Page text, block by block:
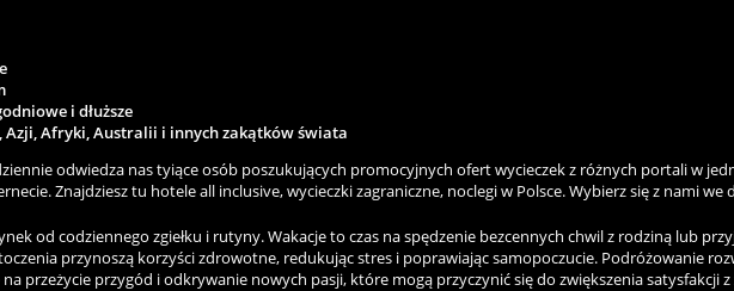
i dłuższe
Azji, Afryki, Australii i innych zakątków świata
odwiedza nas tyiące osób poszukujących promocyjnych ofert wycieczek z różnych portali w
Znajdziesz tu hotele all inclusive, wycieczki zagraniczne, noclegi w Polsce. Wybierz się z nami
od codziennego zgiełku i rutyny. Wakacje to czas na spędzenie bezcennych chwil z rodziną lub
przynoszą korzyści zdrowotne, redukując stres i poprawiając samopoczucie. Podróżowanie
przeżycie przygód i odkrywanie nowych pasji, które mogą przyczynić się do zwiększenia satysfakcji z